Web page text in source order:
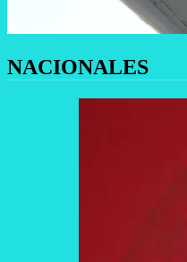
NACIONALES